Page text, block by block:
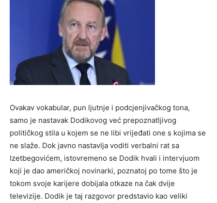
Ovakav vokabular, pun ljutnje i podcjenjivačkog tona,
samo je nastavak Dodikovog već prepoznatljivog
političkog stila u kojem se ne libi vrijeđati one s kojima se
ne slaže. Dok javno nastavlja voditi verbalni rat sa
Izetbegovićem, istovremeno se Dodik hvali i intervjuom
koji je dao američkoj novinarki, poznatoj po tome što je
tokom svoje karijere dobijala otkaze na čak dvije
televizije. Dodik je taj razgovor predstavio kao veliki